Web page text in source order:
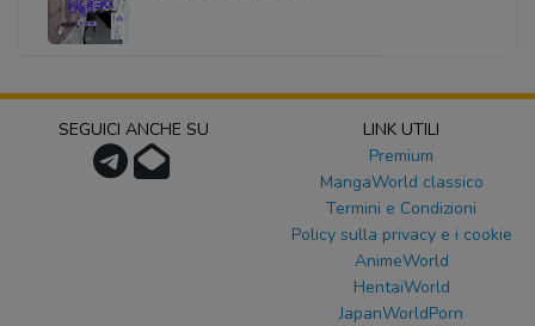
SEGUICI ANCHE SU
LINK UTILI
Premium
MangaWorld classico
Termini e Condizioni
Policy sulla privacy e i cookie
AnimeWorld
HentaiWorld
JapanWorldPorn